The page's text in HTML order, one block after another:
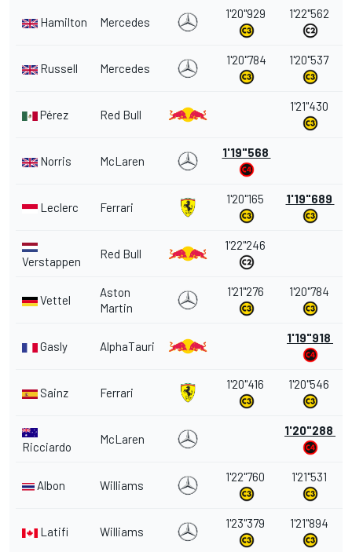
Hamilton Mercedes
1'20"929 1'22"562
Russell Mercedes
1'20"784 1'20"537
Pérez Red Bull
1'21"430
Norris McLaren
1'19"568
Leclerc Ferrari
1'20"165 1'19"689
Verstappen
Red Bull
1'22"246
Vettel
Aston
Martin
1'21"276 1'20"784
Gasly AlphaTauri
1'19"918
Sainz Ferrari
1'20"416 1'20"546
Ricciardo
McLaren
1'20"288
Albon Williams
1'22"760 1'21"531
Latifi Williams
1'23"379 1'21"894